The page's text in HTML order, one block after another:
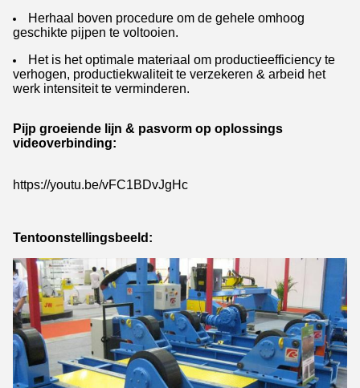
Herhaal boven procedure om de gehele omhoog
geschikte pijpen te voltooien.
Het is het optimale materiaal om productieefficiency te
verhogen, productiekwaliteit te verzekeren & arbeid het
werk intensiteit te verminderen.
Pijp groeiende lijn & pasvorm op oplossings
videoverbinding:
https://youtu.be/vFC1BDvJgHc
Tentoonstellingsbeeld: